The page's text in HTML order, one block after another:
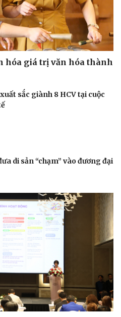
hóa giá trị văn hóa thành
sắc giành 8 HCV tại cuộc
di sản “chạm” vào đương đại